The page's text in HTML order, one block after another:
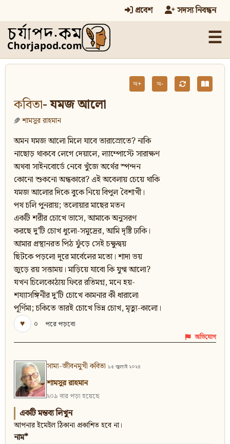
প্রবেশ সদস্য নিবন্ধন
☰
অ+ অ-
কবিতা- যমজ আলো
শামসুর রাহমান
অমন যমজ আলো মিলে যাবে তারাস্রোতে? নাকি
নাছোড় থাকবে লেগে দেয়ালে, ল্যাম্পোস্টে সারাক্ষণ
অথবা সাইনবোর্ডে নেবে খুঁজে অর্থের স্পন্দন
কোনো শুকনো অন্ধকারে? এই অবেলায় চেয়ে থাকি
যমজ আলোর দিকে বুকে নিয়ে বিপুল বৈশাখী।
পথ চলি পুনরায়; তলোয়ার মাছের মতন
একটি শরীর চোখে ভাসে, আমাকে অনুসরণ
করছে দু’টি চোখ ধুলো-সমুদ্রের, আমি দৃষ্টি ঢাকি।
আমার প্রস্থানরত পিঠ ফুঁড়ে সেই চক্ষুদ্বয়
ছিটকে পড়লো দূরে মার্বেলের মতো। শাদা ভয়
জুড়ে রয় সত্তাময়। মাড়িয়ে যাবো কি যুগ্ম আলো?
যখন চিলেকোঠায় ফিরে রতিমগ্ন, মনে হয়-
শয্যাসঙ্গিনীর দু’টি চোখে কামনার কী ধারালো
পূর্ণিমা; চকিতে তারই চোখে ভিন্ন চোখ, মৃত্যু-কালো।
♥
০ পরে পড়বো
অভিযোগ
সাম্য-জীবনমুখী কবিতা ১৫ জুলাই ২০২৪
শামসুর রাহমান
২০৯ বার পড়া হয়েছে
একটি মন্তব্য লিখুন
আপনার ইমেইল ঠিকানা প্রকাশিত হবে না।
নাম*